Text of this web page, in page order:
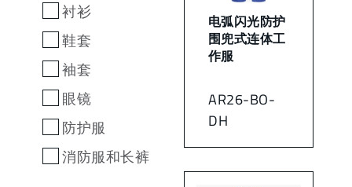
衬衫
鞋套
袖套
眼镜
防护服
消防服和长裤
AR26-BO-
DH
电弧闪光防护
围兜式连体工
作服